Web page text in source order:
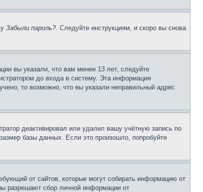
Забыли пароль?. Следуйте инструкциям, и скоро вы снова
вы указали, что вам менее 13 лет, следуйте
до входа в систему. Эта информация
то возможно, что вы указали неправильный адрес
деактивировал или удалил вашу учётную запись по
базы данных. Если это произошло, попробуйте
от сайтов, которые могут собирать информацию от
разрешают сбор личной информации от